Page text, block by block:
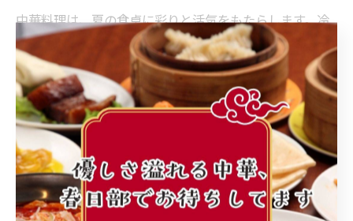
中華料理は、夏の食卓に彩りと活気をもたらします。冷
やし中華や餃子といったメニューは、家族や友人との食
事シーンを一層楽しくしてくれる存在です。例えば、み
んなでシェアしながら味わうことで、会話も弾み、食事
の時間そのものが特別な思い出になります。中華ならで
はの多彩な味付けと手作りの温かみが、夏の食卓を爽や
かに演出します。
冷やし中華のタレに隠された中華の工夫